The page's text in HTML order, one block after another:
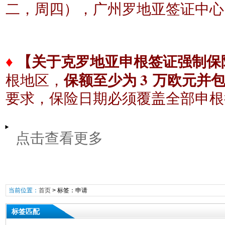
二，周四），广州 罗地亚签证中心
♦ 【关于克罗地亚申根签证强制
根地区，保额至少为 3 万欧元并
要求，保险日期必须覆盖全部申
点击查看更多
当前位置： 首页> 标签：申请
标签匹配